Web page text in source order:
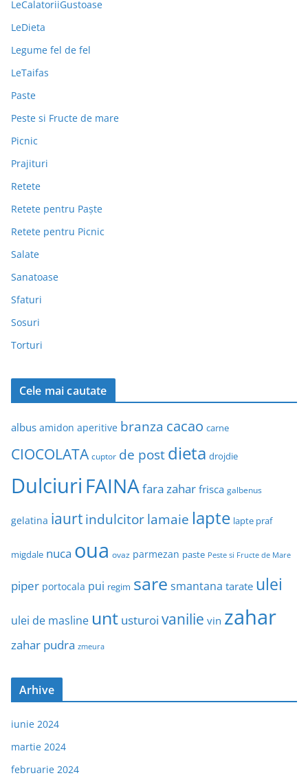
LeCalatoriiGustoase
LeDieta
Legume fel de fel
LeTaifas
Paste
Peste si Fructe de mare
Picnic
Prajituri
Retete
Retete pentru Paște
Retete pentru Picnic
Salate
Sanatoase
Sfaturi
Sosuri
Torturi
Cele mai cautate
albus amidon aperitive branza cacao carne
CIOCOLATA cuptor de postdieta drojdie
Dulciuri FAINAfara zahar frisca galbenus
gelatina iaurtindulcitorlamaie lapte lapte praf
migdale nuca oua ovaz parmezan paste Peste si Fructe de Mare
piper portocala pui regim sare smantana tarate ulei
ulei de masline unt usturoi vanilie vin zahar
zahar pudra zmeura
Arhive
iunie 2024
martie 2024
februarie 2024